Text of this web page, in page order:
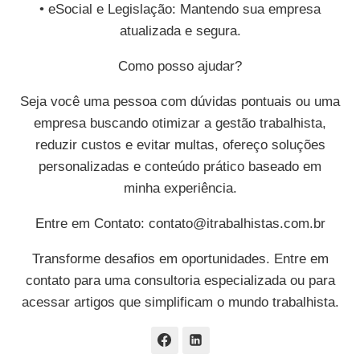
• eSocial e Legislação: Mantendo sua empresa
atualizada e segura.
Como posso ajudar?
Seja você uma pessoa com dúvidas pontuais ou uma
empresa buscando otimizar a gestão trabalhista,
reduzir custos e evitar multas, ofereço soluções
personalizadas e conteúdo prático baseado em
minha experiência.
Entre em Contato: contato@itrabalhistas.com.br
Transforme desafios em oportunidades. Entre em
contato para uma consultoria especializada ou para
acessar artigos que simplificam o mundo trabalhista.